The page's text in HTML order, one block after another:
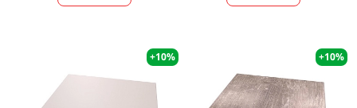
+10% +10%